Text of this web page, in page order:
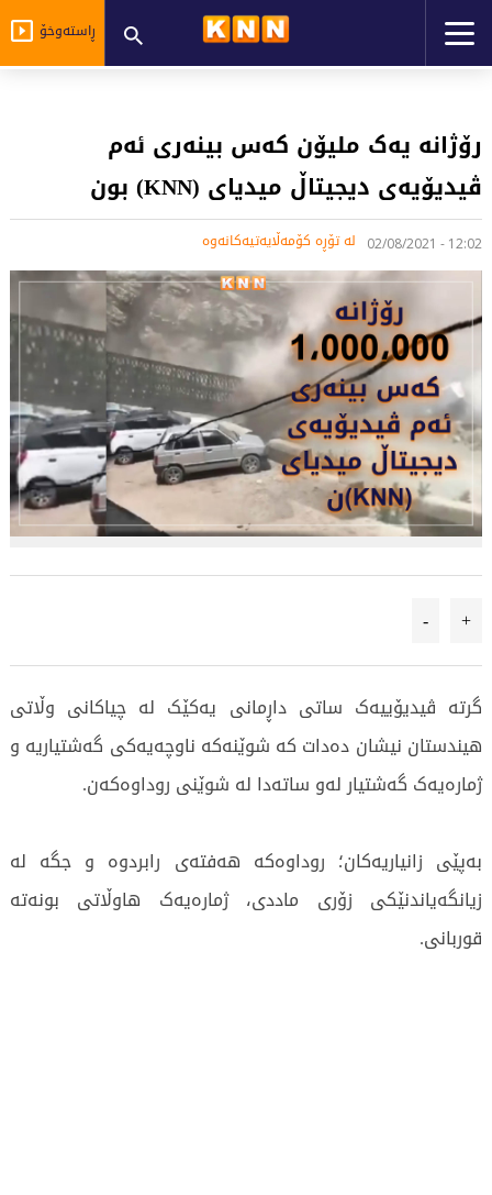
ڕاستەوخۆ
رۆژانە یەک ملیۆن کەس بینەرى ئەم
ڤیدیۆیەى دیجیتاڵ میدیاى (KNN) بون
12:02 - 02/08/2021 لە تۆڕە کۆمەڵایەتیەکانەوە
+
-
گرتە ڤیدیۆییەک ساتى داڕمانى یەکێک لە چیاکانى وڵاتى
هیندستان نیشان دەدات کە شوێنەکە ناوچەیەکى گەشتیاریە و
ژمارەیەک گەشتیار لەو ساتەدا لە شوێنى روداوەکەن.
بەپێى زانیاریەکان؛ روداوەکە هەفتەى رابردوە و جگە لە
زیانگەیاندنێکى زۆرى ماددى، ژمارەیەک هاوڵاتى بونەتە
قوربانى.